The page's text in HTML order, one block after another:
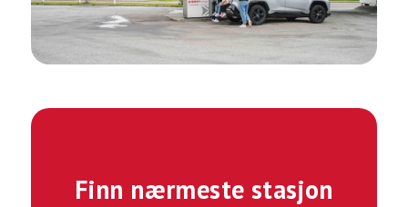
Finn nærmeste stasjon